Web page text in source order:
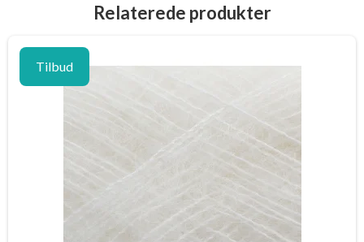
Relaterede produkter
Tilbud